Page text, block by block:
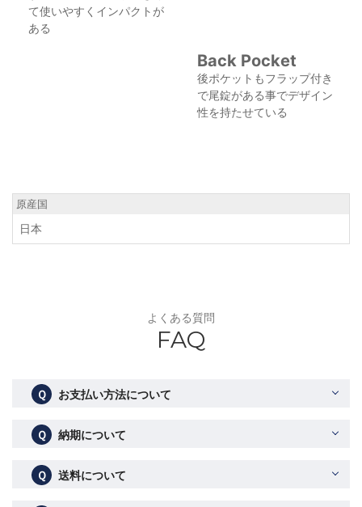
て使いやすくインパクトが
ある
Back Pocket
後ポケットもフラップ付き
で尾錠がある事でデザイン
性を持たせている
原産国
日本
よくある質問
FAQ
Ｑ お支払い方法について
Ｑ 納期について
Ｑ 送料について